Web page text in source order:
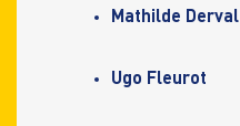
Mathilde Derval
Ugo Fleurot